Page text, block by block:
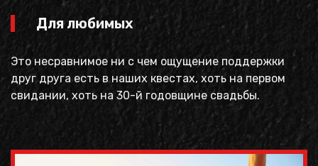
Для любимых
Это несравнимое ни с чем ощущение поддержки
друг друга есть в наших квестах, хоть на первом
свидании, хоть на 30-й годовщине свадьбы.